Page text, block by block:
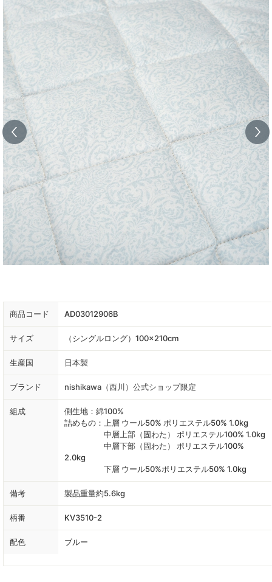
商品コード AD03012906B
サイズ （シングルロング）100×210cm
生産国 日本製
ブランド nishikawa（西川）公式ショップ限定
組成
側生地：綿100%
詰めもの：上層 ウール50% ポリエステル50% 1.0kg
中層上部（固わた） ポリエステル100% 1.0kg
中層下部（固わた） ポリエステル100%
2.0kg
下層 ウール50%ポリエステル50% 1.0kg
備考 製品重量約5.6kg
柄番 KV3510-2
配色 ブルー